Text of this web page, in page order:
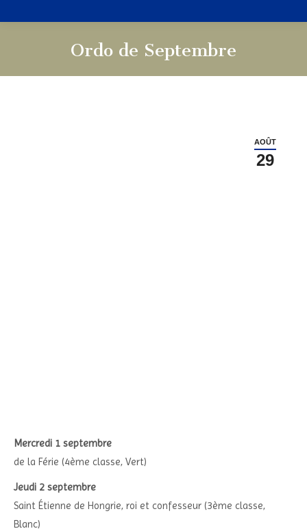
Ordo de Septembre
AOÛT
29
Mercredi 1 septembre
de la Férie (4ème classe, Vert)
Jeudi 2 septembre
Saint Étienne de Hongrie, roi et confesseur (3ème classe,
Blanc)